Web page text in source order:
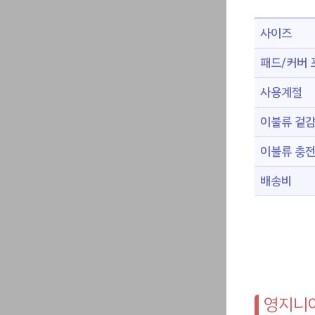
사이즈
패드/커버
사용계절
이불류 겉
이불류 충
배송비
영지니